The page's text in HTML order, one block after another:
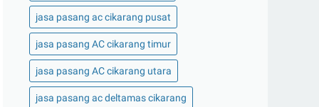
jasa pasang ac cikarang pusat
jasa pasang AC cikarang timur
jasa pasang AC cikarang utara
jasa pasang ac deltamas cikarang